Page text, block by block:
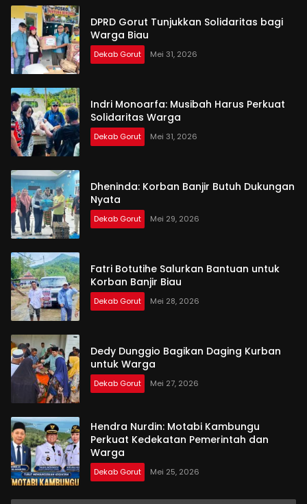
DPRD Gorut Tunjukkan Solidaritas bagi
Warga Biau
Dekab Gorut Mei 31, 2026
Indri Monoarfa: Musibah Harus Perkuat
Solidaritas Warga
Dekab Gorut Mei 31, 2026
Dheninda: Korban Banjir Butuh Dukungan
Nyata
Dekab Gorut Mei 29, 2026
Fatri Botutihe Salurkan Bantuan untuk
Korban Banjir Biau
Dekab Gorut Mei 28, 2026
Dedy Dunggio Bagikan Daging Kurban
untuk Warga
Dekab Gorut Mei 27, 2026
Hendra Nurdin: Motabi Kambungu
Perkuat Kedekatan Pemerintah dan
Warga
Dekab Gorut Mei 25, 2026